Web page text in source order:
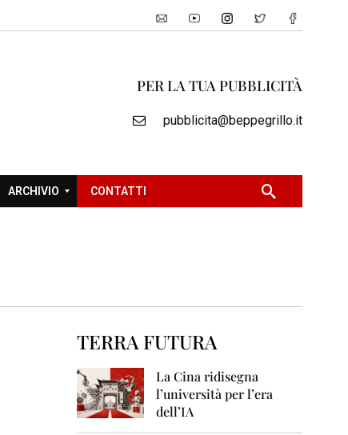
PER LA TUA PUBBLICITÀ
pubblicita@beppegrillo.it
ARCHIVIO CONTATTI
TERRA FUTURA
La Cina ridisegna
l’università per l’era
dell’IA